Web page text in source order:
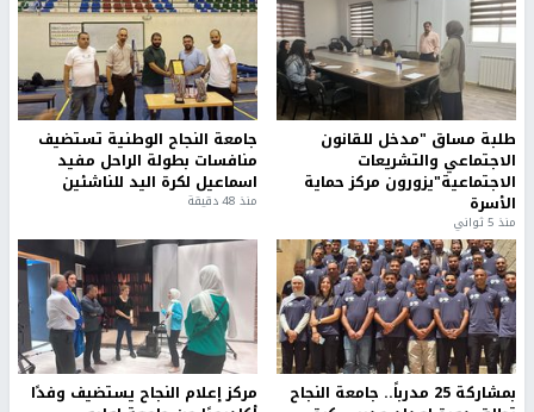
طلبة مساق "مدخل للقانون
الاجتماعي والتشريعات
الاجتماعية"يزورون مركز حماية
الأسرة
منذ 5 ثواني
جامعة النجاح الوطنية تستضيف
منافسات بطولة الراحل مفيد
اسماعيل لكرة اليد للناشئين
منذ 48 دقيقة
بمشاركة 25 مدرباً.. جامعة النجاح مركز إعلام النجاح يستضيف وفدًا